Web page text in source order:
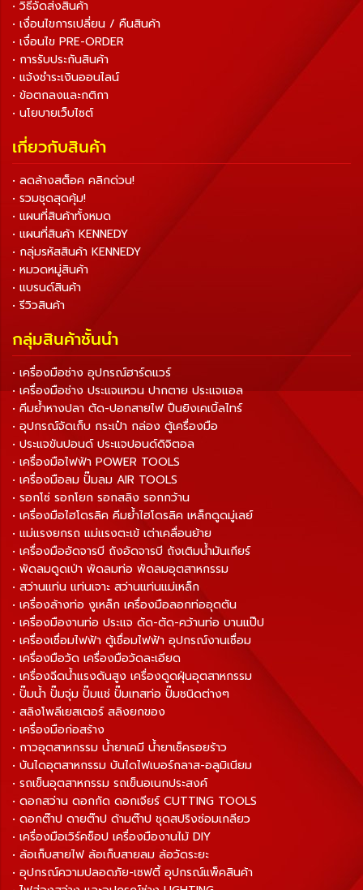
• วิธีจัดส่งสินค้า
• เงื่อนไขการเปลี่ยน / คืนสินค้า
• เงื่อนไข PRE-ORDER
• การรับประกันสินค้า
• แจ้งชำระเงินออนไลน์
• ข้อตกลงและกติกา
• นโยบายเว็บไซต์
เกี่ยวกับสินค้า
• ลดล้างสต็อค คลิกด่วน!
• รวมชุดสุดคุ้ม!
• แผนที่สินค้าทั้งหมด
• แผนที่สินค้า KENNEDY
• กลุ่มรหัสสินค้า KENNEDY
• หมวดหมู่สินค้า
• แบรนด์สินค้า
• รีวิวสินค้า
กลุ่มสินค้าชั้นนำ
• เครื่องมือช่าง อุปกรณ์ฮาร์ดแวร์
• เครื่องมือช่าง ประแจแหวน ปากตาย ประแจแอล
• คีมย้ำหางปลา ตัด-ปอกสายไฟ ปืนยิงเคเบิ้ลไทร์
• อุปกรณ์จัดเก็บ กระเป๋า กล่อง ตู้เครื่องมือ
• ประแจขันปอนด์ ประแจปอนด์ดิจิตอล
• เครื่องมือไฟฟ้า POWER TOOLS
• เครื่องมือลม ปั๊มลม AIR TOOLS
• รอกโซ่ รอกโยก รอกสลิง รอกกว้าน
• เครื่องมือไฮโดรลิค คีมย้ำไฮโดรลิค เหล็กดูดมู่เลย์
• แม่แรงยกรถ แม่แรงตะเข้ เต่าเคลื่อนย้าย
• เครื่องมืออัดจารบี ถังอัดจารบี ถังเติมน้ำมันเกียร์
• พัดลมดูดเป่า พัดลมท่อ พัดลมอุตสาหกรรม
• สว่านแท่น แท่นเจาะ สว่านแท่นแม่เหล็ก
• เครื่องล้างท่อ งูเหล็ก เครื่องมือลอกท่ออุดตัน
• เครื่องมืองานท่อ ประแจ ดัด-ตัด-คว้านท่อ บานแป๊ป
• เครื่องเชื่อมไฟฟ้า ตู้เชื่อมไฟฟ้า อุปกรณ์งานเชื่อม
• เครื่องมือวัด เครื่องมือวัดละเอียด
• เครื่องฉีดน้ำแรงดันสูง เครื่องดูดฝุ่นอุตสาหกรรม
• ปั๊มน้ำ ปั๊มจุ่ม ปั๊มแช่ ปั๊มเทสท่อ ปั๊มชนิดต่างๆ
• สลิงโพลีเยสเตอร์ สลิงยกของ
• เครื่องมือก่อสร้าง
• กาวอุตสาหกรรม น้ำยาเคมี น้ำยาเช็ครอยร้าว
• บันไดอุตสาหกรรม บันไดไฟเบอร์กลาส-อลูมิเนียม
• รถเข็นอุตสาหกรรม รถเข็นอเนกประสงค์
• ดอกสว่าน ดอกกัด ดอกเจียร์ CUTTING TOOLS
• ดอกต๊าป ดายต๊าป ด้ามต๊าป ชุดสปริงซ่อมเกลียว
• เครื่องมือเวิร์คช็อป เครื่องมืองานไม้ DIY
• ล้อเก็บสายไฟ ล้อเก็บสายลม ล้อวัดระยะ
• อุปกรณ์ความปลอดภัย-เซฟตี้ อุปกรณ์แพ็คสินค้า